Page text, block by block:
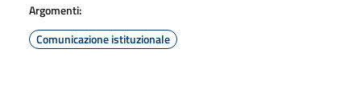
Argomenti:
Comunicazione istituzionale